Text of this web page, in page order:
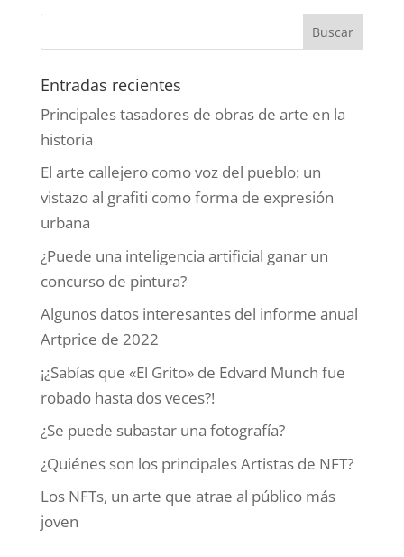
Entradas recientes
Principales tasadores de obras de arte en la
historia
El arte callejero como voz del pueblo: un
vistazo al grafiti como forma de expresión
urbana
¿Puede una inteligencia artificial ganar un
concurso de pintura?
Algunos datos interesantes del informe anual
Artprice de 2022
¡¿Sabías que «El Grito» de Edvard Munch fue
robado hasta dos veces?!
¿Se puede subastar una fotografía?
¿Quiénes son los principales Artistas de NFT?
Los NFTs, un arte que atrae al público más
joven